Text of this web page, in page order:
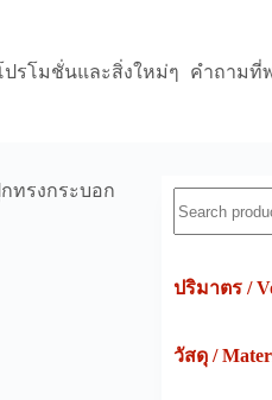
ปรโมชั่นและสิ่งใหม่ๆ คำถามที่
กทรงกระบอก
ปริมาตร /
วัสดุ /